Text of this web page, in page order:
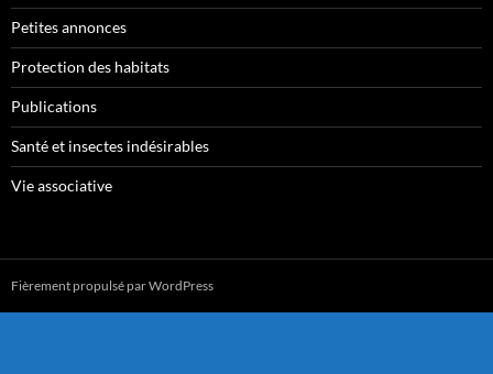
Petites annonces
Protection des habitats
Publications
Santé et insectes indésirables
Vie associative
Fièrement propulsé par WordPress